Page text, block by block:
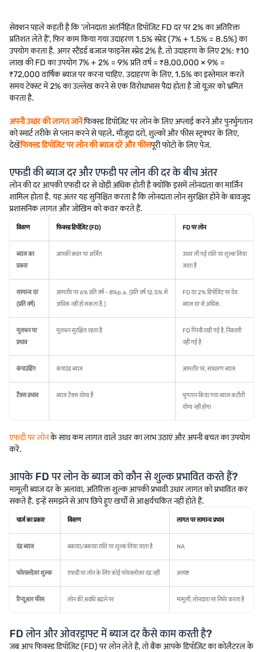
सेक्शन पहले कहती है कि 'लोनदाता अंतर्निहित डिपॉजिट FD दर पर 2% का अतिरिक्त
प्रतिशत लेते हैं', फिर काम किया गया उदाहरण 1.5% स्प्रेड (7% + 1.5% = 8.5%) का
उपयोग करता है. अगर स्टैंडर्ड बजाज फाइनेंस स्प्रेड 2% है, तो उदाहरण के लिए 2%: ₹10
लाख की FD का उपयोग 7% + 2% = 9% प्रति वर्ष = ₹8,00,000 × 9% =
₹72,000 वार्षिक ब्याज पर करना चाहिए. उदाहरण के लिए, 1.5% का इस्तेमाल करते
समय टेक्स्ट में 2% का उल्लेख करने से एक विरोधाभास पैदा होता है जो यूज़र को भ्रमित
करता है.
अपनी उधार की लागत जानेंफिक्स्ड डिपॉज़िट पर लोन के लिए अप्लाई करने और पुनर्भुगतान
को स्मार्ट तरीके से प्लान करने से पहले.मौजूदा दरों, शुल्कों और फीस स्ट्रक्चर के लिए,
देखेंफिक्स्ड डिपॉजिट पर लोन की ब्याज दरें और फीसपूरी फोटो के लिए पेज.
एफडी की ब्याज दर और एफडी पर लोन की दर के बीच अंतर
लोन की दर आपकी एफडी दर से थोड़ी अधिक होती है क्योंकि इसमें लोनदाता का मार्जिन
शामिल होता है. यह अंतर यह सुनिश्चित करता है कि लोनदाता लोन सुरक्षित होने के बावजूद
प्रशासनिक लागत और जोखिम को कवर करते हैं.
विवरण फिक्स्ड डिपॉज़िट (FD) FD पर लोन
ब्याज का
प्रकार
आपकी बचत पर अर्जित
उधार ली गई राशि पर शुल्क लिया
जाता है
सामान्य दर
(प्रति वर्ष)
आमतौर पर 6% प्रति वर्ष - 8%p.a. (प्रति वर्ष 12.5% से
अधिक नहीं हो सकता है.)
FD दर 2% डिपॉज़िट पर देय
ब्याज दर से अधिक.
मूलधन पर
प्रभाव
मूलधन सुरक्षित रहता है
FD गिरवी रखी गई है, निकाली
नहीं गई है
कंपाउंडिंग कंपाउंड ब्याज आमतौर पर, साधारण ब्याज
टैक्स प्रभाव ब्याज टैक्स योग्य है
भुगतान किया गया ब्याज कटौती
योग्य नहीं होगा
एफडी पर लोनके साथ कम लागत वाले उधार का लाभ उठाएं और अपनी बचत का उपयोग
करें.
आपके FD पर लोन के ब्याज को कौन से शुल्क प्रभावित करते हैं?
मामूली ब्याज दर के अलावा, अतिरिक्त शुल्क आपकी प्रभावी उधार लागत को प्रभावित कर
सकते हैं. इन्हें समझने से आप छिपे हुए खर्चों से आश्चर्यचकित नहीं होते हैं.
चार्ज का प्रकार विवरण लागत पर सामान्य प्रभाव
दंड ब्याज बकाया/बकाया राशि पर शुल्क लिया जाता है NA
फोरक्लोज़र शुल्क एफडी पर लोन के लिए कोई फोरक्लोज़र दंड नहीं अस्पष्ट
रिन्यूअल फीस लोन की अवधि बढ़ाने पर मामूली, लोनदाता पर निर्भर करता है
FD लोन और ओवरड्राफ्ट में ब्याज दर कैसे काम करती है?
जब आप फिक्स्ड डिपॉज़िट (FD) पर लोन लेते हैं, तो बैंक आपके डिपॉज़िट का कोलैटरल के